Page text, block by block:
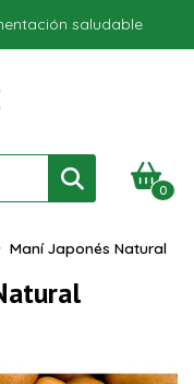
saludable
0
Maní Japonés Natural